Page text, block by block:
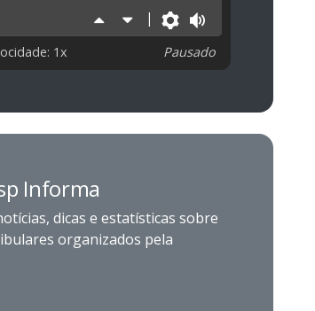
Aumentar
velocidade
Diminuir
velocidade
Preferências
1x Pausado
Informa
dicas e estatísticas sobre
organizados pela